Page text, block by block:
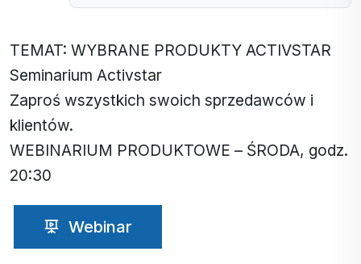
TEMAT: WYBRANE PRODUKTY ACTIVSTAR
Seminarium Activstar
Zaproś wszystkich swoich sprzedawców i
klientów.
WEBINARIUM PRODUKTOWE – ŚRODA, godz.
20:30
Webinar